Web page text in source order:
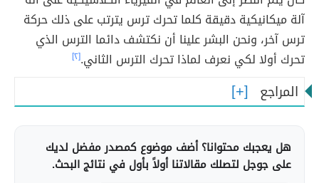
آلة ميكانيكية دقيقة كلما تحرك ترس يترتب على ذلك حركة
ترس آخر، ونحن البشر علينا أن نكتشف دائما الترس الذي
تحرك أولا لكي نعرف لماذا تحرك الترس الثاني.[٢]
المراجع
هل يعجبك محتوانا؟ أضف موضوع كمصدر مفضل لديك
على جوجل لتصلك مقالاتنا أولاً بأول في نتائج البحث.